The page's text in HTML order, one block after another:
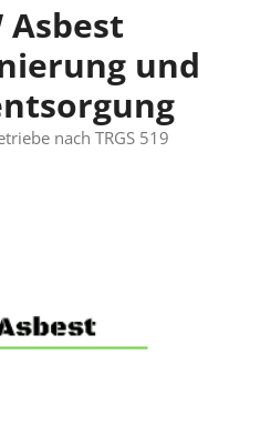
Asbest
und
nach TRGS 519